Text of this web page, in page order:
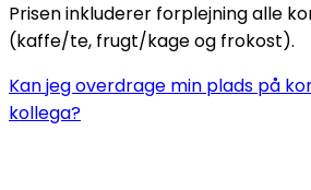
Prisen inkluderer forplejning alle
(kaffe/te, frugt/kage og frokost).
Kan jeg overdrage min plads på
kollega?